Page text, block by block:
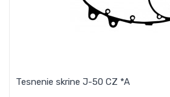
Tesnenie skrine J-50 CZ *A